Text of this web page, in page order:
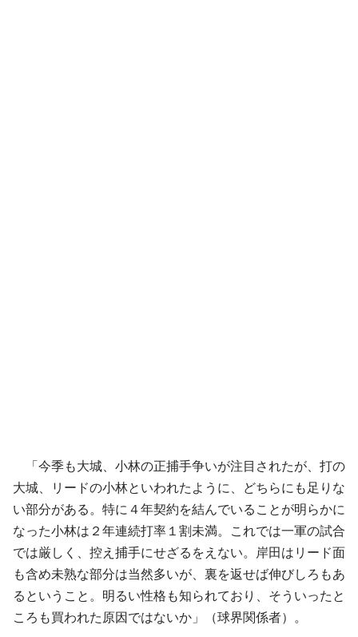
「今季も大城、小林の正捕手争いが注目されたが、打の
大城、リードの小林といわれたように、どちらにも足りな
い部分がある。特に４年契約を結んでいることが明らかに
なった小林は２年連続打率１割未満。これでは一軍の試合
では厳しく、控え捕手にせざるをえない。岸田はリード面
も含め未熟な部分は当然多いが、裏を返せば伸びしろもあ
るということ。明るい性格も知られており、そういったと
ころも買われた原因ではないか」（球界関係者）。